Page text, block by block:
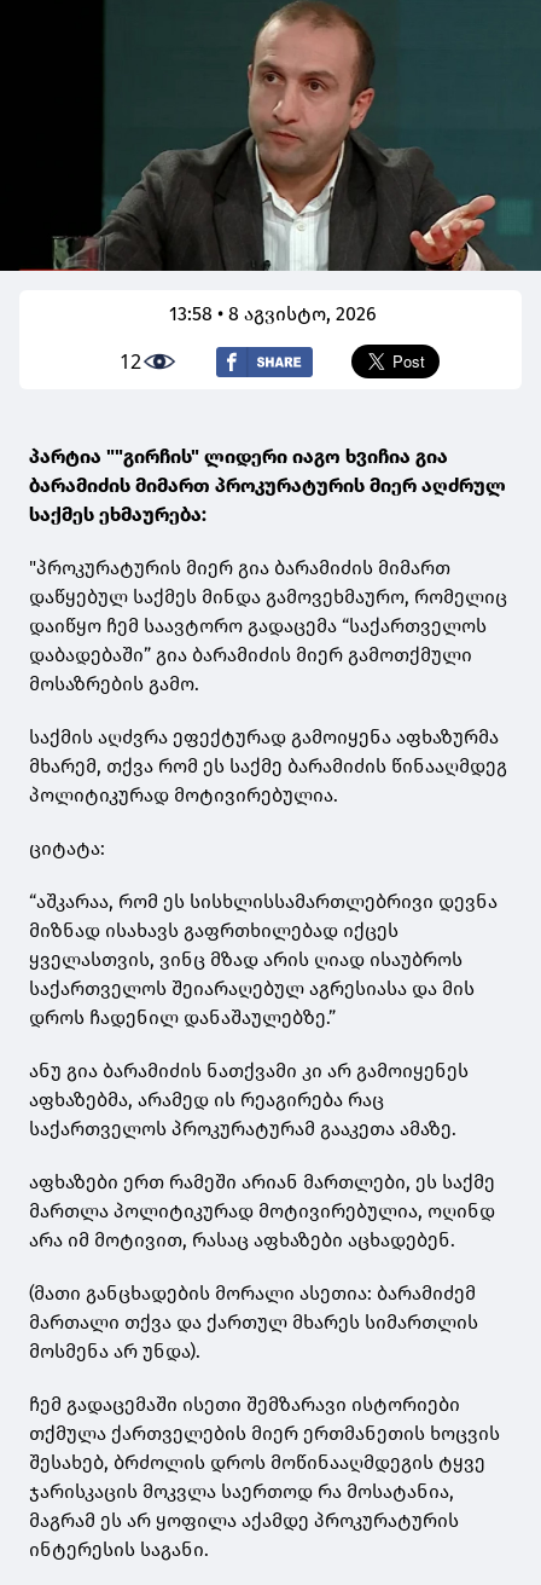
13:58 • 8 აგვისტო, 2026
12
პარტია ""გირჩის" ლიდერი იაგო ხვიჩია გია
ბარამიძის მიმართ პროკურატურის მიერ აღძრულ
საქმეს ეხმაურება:
"პროკურატურის მიერ გია ბარამიძის მიმართ
დაწყებულ საქმეს მინდა გამოვეხმაურო, რომელიც
დაიწყო ჩემ საავტორო გადაცემა “საქართველოს
დაბადებაში” გია ბარამიძის მიერ გამოთქმული
მოსაზრების გამო.
საქმის აღძვრა ეფექტურად გამოიყენა აფხაზურმა
მხარემ, თქვა რომ ეს საქმე ბარამიძის წინააღმდეგ
პოლიტიკურად მოტივირებულია.
ციტატა:
“აშკარაა, რომ ეს სისხლისსამართლებრივი დევნა
მიზნად ისახავს გაფრთხილებად იქცეს
ყველასთვის, ვინც მზად არის ღიად ისაუბროს
საქართველოს შეიარაღებულ აგრესიასა და მის
დროს ჩადენილ დანაშაულებზე.”
ანუ გია ბარამიძის ნათქვამი კი არ გამოიყენეს
აფხაზებმა, არამედ ის რეაგირება რაც
საქართველოს პროკურატურამ გააკეთა ამაზე.
აფხაზები ერთ რამეში არიან მართლები, ეს საქმე
მართლა პოლიტიკურად მოტივირებულია, ოღინდ
არა იმ მოტივით, რასაც აფხაზები აცხადებენ.
(მათი განცხადების მორალი ასეთია: ბარამიძემ
მართალი თქვა და ქართულ მხარეს სიმართლის
მოსმენა არ უნდა).
ჩემ გადაცემაში ისეთი შემზარავი ისტორიები
თქმულა ქართველების მიერ ერთმანეთის ხოცვის
შესახებ, ბრძოლის დროს მოწინააღმდეგის ტყვე
ჯარისკაცის მოკვლა საერთოდ რა მოსატანია,
მაგრამ ეს არ ყოფილა აქამდე პროკურატურის
ინტერესის საგანი.